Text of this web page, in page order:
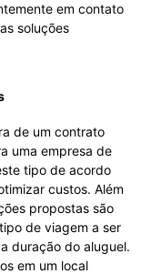
em contato
soluções
de um contrato
uma empresa de
tipo de acordo
custos. Além
propostas são
de viagem a ser
duração do aluguel.
em um local